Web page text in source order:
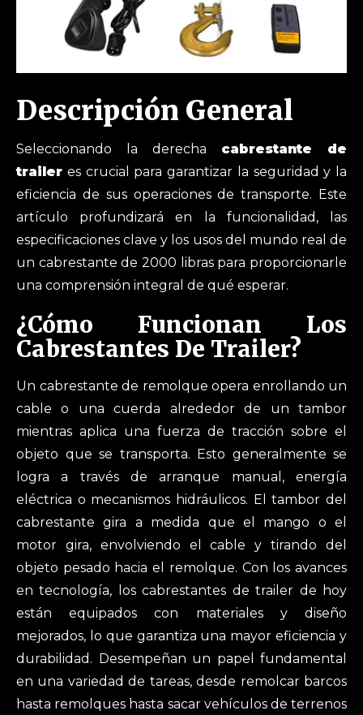
Descripción General
Seleccionando la derecha cabrestante de
trailer es crucial para garantizar la seguridad y la
eficiencia de sus operaciones de transporte. Este
artículo profundizará en la funcionalidad, las
especificaciones clave y los usos del mundo real de
un cabrestante de 2000 libras para proporcionarle
una comprensión integral de qué esperar.
¿Cómo Funcionan Los
Cabrestantes De Trailer?
Un cabrestante de remolque opera enrollando un
cable o una cuerda alrededor de un tambor
mientras aplica una fuerza de tracción sobre el
objeto que se transporta. Esto generalmente se
logra a través de arranque manual, energía
eléctrica o mecanismos hidráulicos. El tambor del
cabrestante gira a medida que el mango o el
motor gira, envolviendo el cable y tirando del
objeto pesado hacia el remolque. Con los avances
en tecnología, los cabrestantes de trailer de hoy
están equipados con materiales y diseño
mejorados, lo que garantiza una mayor eficiencia y
durabilidad. Desempeñan un papel fundamental
en una variedad de tareas, desde remolcar barcos
hasta remolques hasta sacar vehículos de terrenos